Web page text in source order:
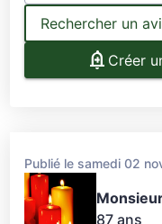
Rechercher un
Créer
Publié le samedi 02
87 ans